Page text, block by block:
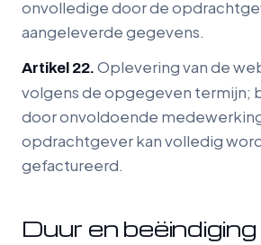
onvolledige door de
aangeleverde gegevens.
Artikel 22. Oplevering van de
volgens de opgegeven termijn;
door onvoldoende
opdrachtgever kan volledig
gefactureerd.
Duur en beëindiging